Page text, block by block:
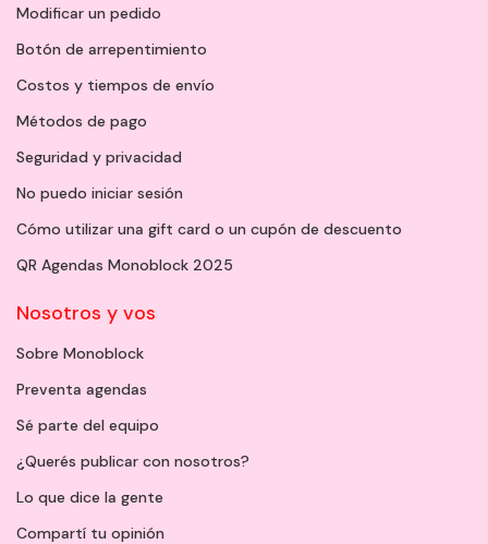
Modificar un pedido
Botón de arrepentimiento
Costos y tiempos de envío
Métodos de pago
Seguridad y privacidad
No puedo iniciar sesión
Cómo utilizar una gift card o un cupón de descuento
QR Agendas Monoblock 2025
Nosotros y vos
Sobre Monoblock
Preventa agendas
Sé parte del equipo
¿Querés publicar con nosotros?
Lo que dice la gente
Compartí tu opinión